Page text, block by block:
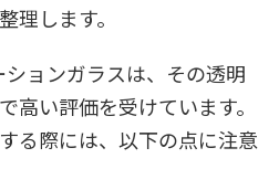
理します。
ョンガラスは、その透明
高い評価を受けています。
る際には、以下の点に注意